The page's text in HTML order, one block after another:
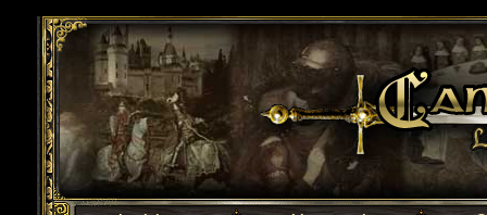
Camelot, la patria della cavalleria